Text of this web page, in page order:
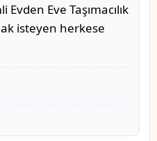
Eve Taşımacılık
isteyen herkese